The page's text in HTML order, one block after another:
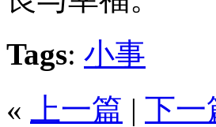
Tags: 小事
«
上一篇 | 下一